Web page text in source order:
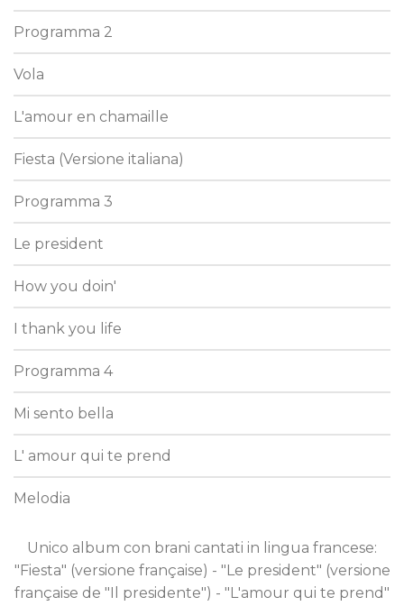
Programma 2
Vola
L'amour en chamaille
Fiesta (Versione italiana)
Programma 3
Le president
How you doin'
I thank you life
Programma 4
Mi sento bella
L' amour qui te prend
Melodia
Unico album con brani cantati in lingua francese:
"Fiesta" (versione française) - "Le president" (versione
française de "Il presidente") - "L'amour qui te prend"